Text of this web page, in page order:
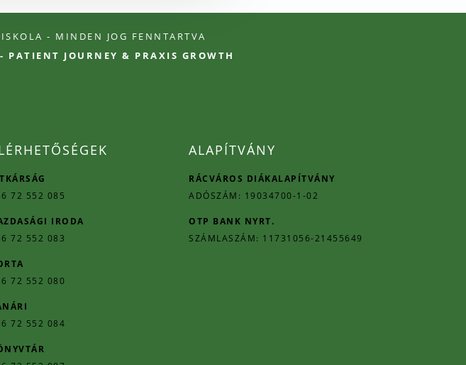
- MINDEN JOG FENNTARTVA
PATIENT JOURNEY & PRAXIS GROWTH
72 552 085
IRODA
72 552 083
72 552 080
72 552 084
ALAPÍTVÁNY
RÁCVÁROS DIÁKALAPÍTVÁNY
ADÓSZÁM: 19034700-1-02
OTP BANK NYRT.
SZÁMLASZÁM: 11731056-21455649